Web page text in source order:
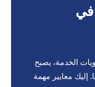
في
الخدمة، يصبح
إليك معايير مهمة